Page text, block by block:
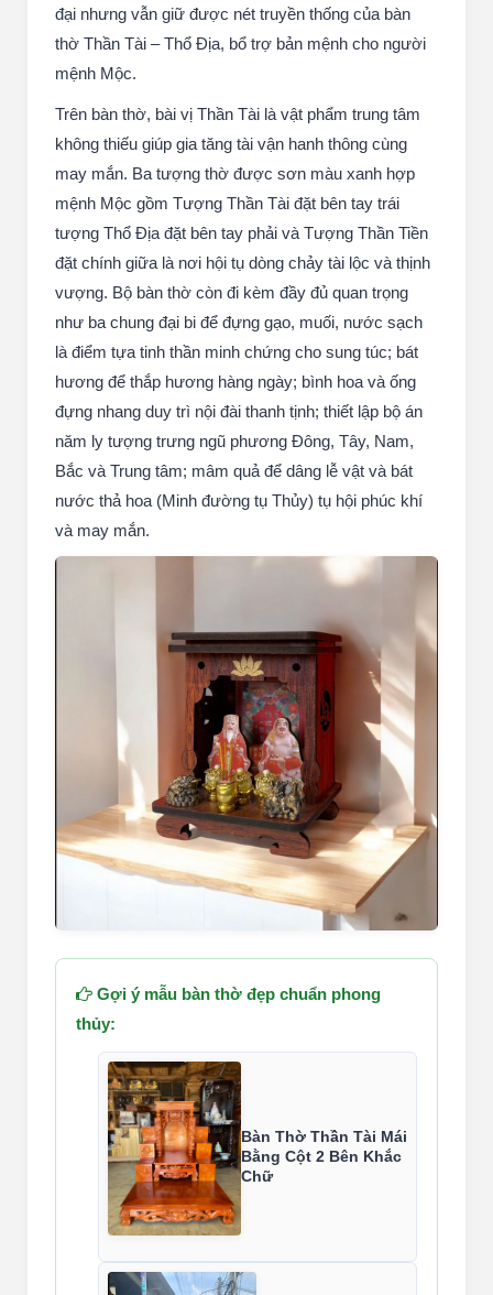
đại nhưng vẫn giữ được nét truyền thống của bàn
thờ Thần Tài – Thổ Địa, bổ trợ bản mệnh cho người
mệnh Mộc.
Trên bàn thờ, bài vị Thần Tài là vật phẩm trung tâm
không thiếu giúp gia tăng tài vận hanh thông cùng
may mắn. Ba tượng thờ được sơn màu xanh hợp
mệnh Mộc gồm Tượng Thần Tài đặt bên tay trái
tượng Thổ Địa đặt bên tay phải và Tượng Thần Tiền
đặt chính giữa là nơi hội tụ dòng chảy tài lộc và thịnh
vượng. Bộ bàn thờ còn đi kèm đầy đủ quan trọng
như ba chung đại bi để đựng gạo, muối, nước sạch
là điểm tựa tinh thần minh chứng cho sung túc; bát
hương để thắp hương hàng ngày; bình hoa và ống
đựng nhang duy trì nội đài thanh tịnh; thiết lập bộ án
năm ly tượng trưng ngũ phương Đông, Tây, Nam,
Bắc và Trung tâm; mâm quả để dâng lễ vật và bát
nước thả hoa (Minh đường tụ Thủy) tụ hội phúc khí
và may mắn.
Gợi ý mẫu bàn thờ đẹp chuẩn phong
thủy:
Bàn Thờ Thần Tài Mái
Bằng Cột 2 Bên Khắc
Chữ